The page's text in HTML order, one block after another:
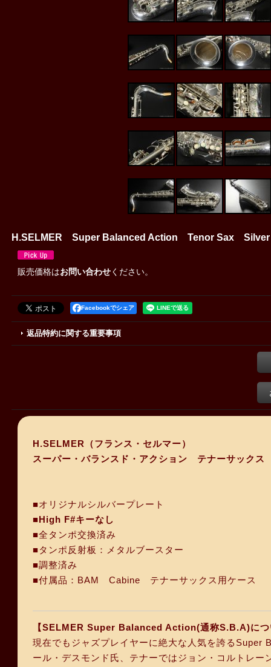
H.SELMER Super Balanced Action Tenor Sax
販売価格はお問い合わせください。
Facebookでシェア
返品特約に関する重要事項
H.SELMER（フランス・セルマー）
スーパー・バランスド・アクション テナーサック
■オリジナルシルバープレート
■High F#キーなし
■全タンポ交換済み
■タンポ反射板：メタルブースター
■調整済み
■付属品：BAM Cabine テナーサックス用ケース
【SELMER Super Balanced Action(通称S.B.A)につ
現在でもジャズプレイヤーに絶大な人気を誇るSuper
ール・デスモンド氏、テナーではジョン・コルトレ